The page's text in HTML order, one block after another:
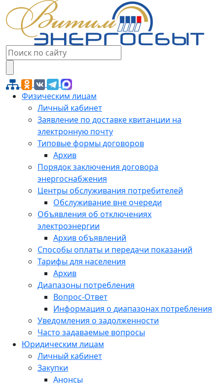
Физическим лицам
Личный кабинет
Заявление по доставке квитанции на
электронную почту
Типовые формы договоров
Архив
Порядок заключения договора
энергоснабжения
Центры обслуживания потребителей
Обслуживание вне очереди
Объявления об отключениях
электроэнергии
Архив объявлений
Способы оплаты и передачи показаний
Тарифы для населения
Архив
Диапазоны потребления
Вопрос-Ответ
Информация о диапазонах потребления
Уведомления о задолженности
Часто задаваемые вопросы
Юридическим лицам
Личный кабинет
Закупки
Анонсы